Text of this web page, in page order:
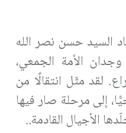
السيد حسن نصر الله
الأمة الجمعي،
لقد مثّل انتقالًا من
إلى مرحلة صار فيها
الأجيال القادمة..